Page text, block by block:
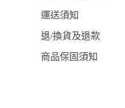
運送須知
退/換貨及退款
商品保固須知